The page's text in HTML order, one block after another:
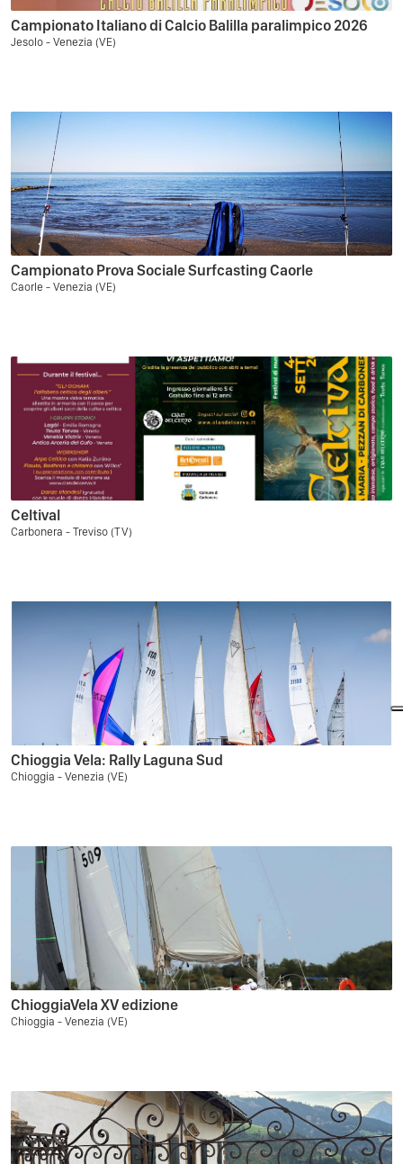
Campionato Italiano di Calcio Balilla paralimpico 2026
Jesolo - Venezia (VE)
Campionato Prova Sociale Surfcasting Caorle
Caorle - Venezia (VE)
Celtival
Carbonera - Treviso (TV)
Chioggia Vela: Rally Laguna Sud
Chioggia - Venezia (VE)
ChioggiaVela XV edizione
Chioggia - Venezia (VE)